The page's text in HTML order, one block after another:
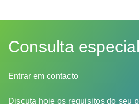
Consulta
Entrar em contacto
Discuta hoje os requisitos do seu